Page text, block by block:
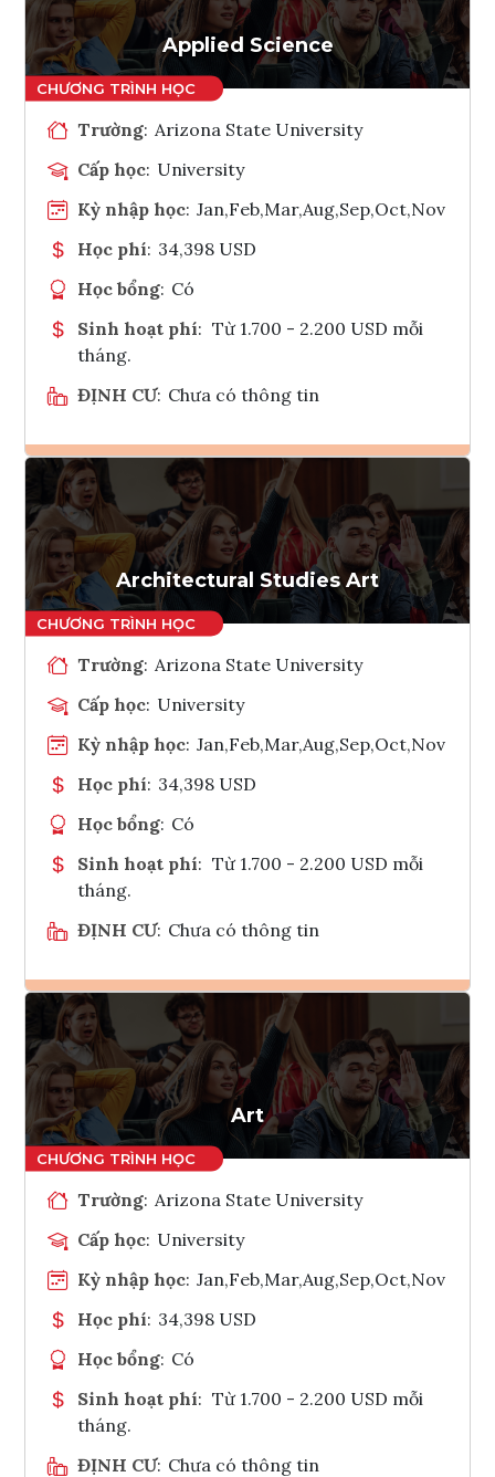
Tham vấn Interlink
Applied Science
Trường: Arizona State University
Cấp học: University
Kỳ nhập học: Jan,Feb,Mar,Aug,Sep,Oct,Nov
Học phí: 34,398 USD
Học bổng: Có
Sinh hoạt phí: Từ 1.700 - 2.200 USD mỗi
tháng.
ĐỊNH CƯ: Chưa có thông tin
Ghi danh
Tham vấn Interlink
Architectural Studies Art
Trường: Arizona State University
Cấp học: University
Kỳ nhập học: Jan,Feb,Mar,Aug,Sep,Oct,Nov
Học phí: 34,398 USD
Học bổng: Có
Sinh hoạt phí: Từ 1.700 - 2.200 USD mỗi
tháng.
ĐỊNH CƯ: Chưa có thông tin
Ghi danh
Tham vấn Interlink
Art
Trường: Arizona State University
Cấp học: University
Kỳ nhập học: Jan,Feb,Mar,Aug,Sep,Oct,Nov
Học phí: 34,398 USD
Học bổng: Có
Sinh hoạt phí: Từ 1.700 - 2.200 USD mỗi
tháng.
ĐỊNH CƯ: Chưa có thông tin